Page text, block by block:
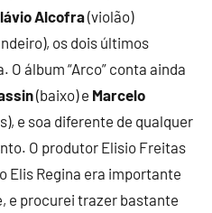
Alcofra(violão)
os dois últimos
álbum “Arco” conta ainda
(baixo) e Marcelo
e soa diferente de qualquer
O produtor Elisio Freitas
Elis Regina era importante
e procurei trazer bastante